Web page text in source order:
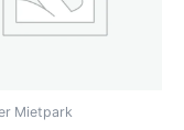
Mietpark